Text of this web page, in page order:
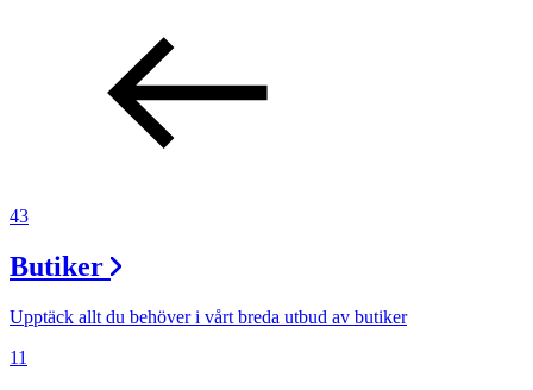
Praktisk information
Lediga jobb
Min Shopping-app
43
Butiker
Upptäck allt du behöver i vårt breda utbud av butiker
11